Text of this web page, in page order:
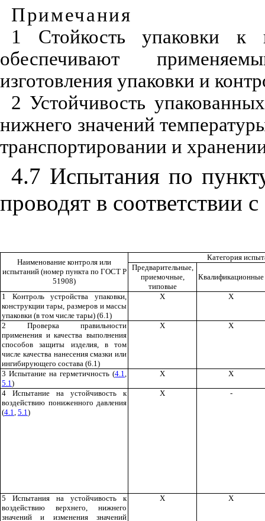
Примечания
1 Стойкость упаковки к
обеспечивают
изготовления упаковки и
2 Устойчивость
нижнего значений
транспортировании и
4.7 Испытания по
проводят в соответствии
Наименование контроля или
испытаний (номер пункта по ГОСТ Р
51908)
Категория
Предварительные,
приемочные,
типовые
Квалификационные
1 Контроль устройства упаковки,
конструкции тары, размеров и массы
упаковки (в том числе тары) (6.1)
X X
2 Проверка правильности
применения и качества выполнения
способов защиты изделия, в том
числе качества нанесения смазки или
ингибирующего состава (6.1)
X X
3 Испытание на герметичность (4.1,
5.1)
X X
4 Испытание на устойчивость к
воздействию пониженного давления
(4.1, 5.1)
X -
5 Испытания на устойчивость к
воздействию верхнего, нижнего
значений и изменения значений
X X